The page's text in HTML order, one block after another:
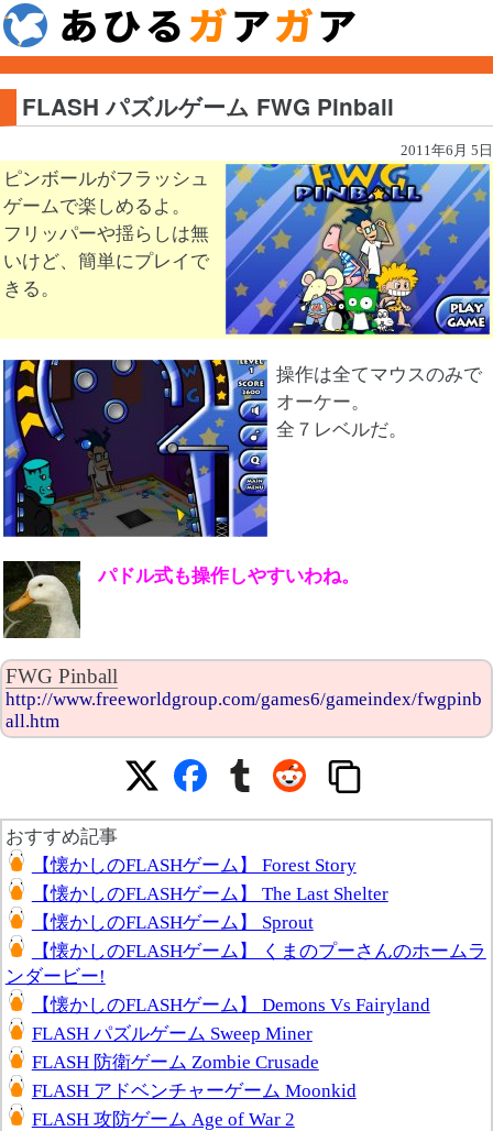
FLASH パズルゲーム FWG Pinball
2011年6月 5日
ピンボールがフラッシュ
ゲームで楽しめるよ。
フリッパーや揺らしは無
いけど、簡単にプレイで
きる。
操作は全てマウスのみで
オーケー。
全７レベルだ。
パドル式も操作しやすいわね。
FWG Pinball
http://www.freeworldgroup.com/games6/gameindex/fwgpinb
all.htm
おすすめ記事
【懐かしのFLASHゲーム】 Forest Story
【懐かしのFLASHゲーム】 The Last Shelter
【懐かしのFLASHゲーム】 Sprout
【懐かしのFLASHゲーム】 くまのプーさんのホームラ
ンダービー!
【懐かしのFLASHゲーム】 Demons Vs Fairyland
FLASH パズルゲーム Sweep Miner
FLASH 防衛ゲーム Zombie Crusade
FLASH アドベンチャーゲーム Moonkid
FLASH 攻防ゲーム Age of War 2